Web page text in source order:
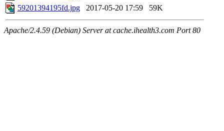
59201394195fd.jpg
2017-05-20 17:59 59K
Apache/2.4.59 (Debian) Server at cache.ihealth3.com Port 80